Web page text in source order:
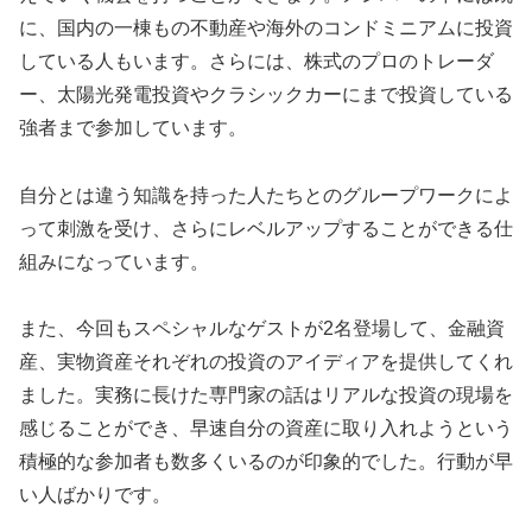
に、国内の一棟もの不動産や海外のコンドミニアムに投資
している人もいます。さらには、株式のプロのトレーダ
ー、太陽光発電投資やクラシックカーにまで投資している
強者まで参加しています。
自分とは違う知識を持った人たちとのグループワークによ
って刺激を受け、さらにレベルアップすることができる仕
組みになっています。
また、今回もスペシャルなゲストが2名登場して、金融資
産、実物資産それぞれの投資のアイディアを提供してくれ
ました。実務に長けた専門家の話はリアルな投資の現場を
感じることができ、早速自分の資産に取り入れようという
積極的な参加者も数多くいるのが印象的でした。行動が早
い人ばかりです。